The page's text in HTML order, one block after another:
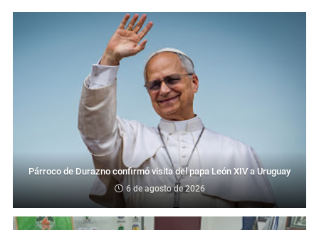
Párroco de Durazno confirmó visita del papa León XIV a Uruguay
6 de agosto de 2026